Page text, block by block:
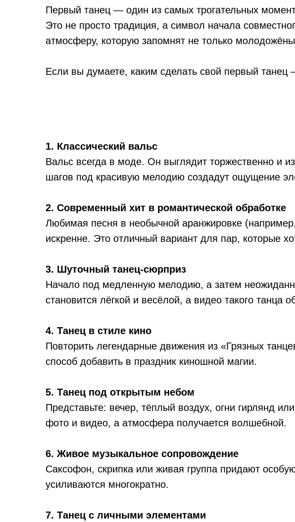
Первый танец — один из самых трогательных
Это не просто традиция, а символ начала
атмосферу, которую запомнят не только
Если вы думаете, каким сделать свой первый танец
1. Классический вальс
Вальс всегда в моде. Он выглядит торжественно и
шагов под красивую мелодию создадут ощущение
2. Современный хит в романтической обработке
Любимая песня в необычной аранжировке
искренне. Это отличный вариант для пар, которые
3. Шуточный танец-сюрприз
Начало под медленную мелодию, а затем
становится лёгкой и весёлой, а видео такого танца
4. Танец в стиле кино
Повторить легендарные движения из «Грязных
способ добавить в праздник киношной магии.
5. Танец под открытым небом
Представьте: вечер, тёплый воздух, огни гирлянд
фото и видео, а атмосфера получается волшебной.
6. Живое музыкальное сопровождение
Саксофон, скрипка или живая группа придают
усиливаются многократно.
7. Танец с личными элементами